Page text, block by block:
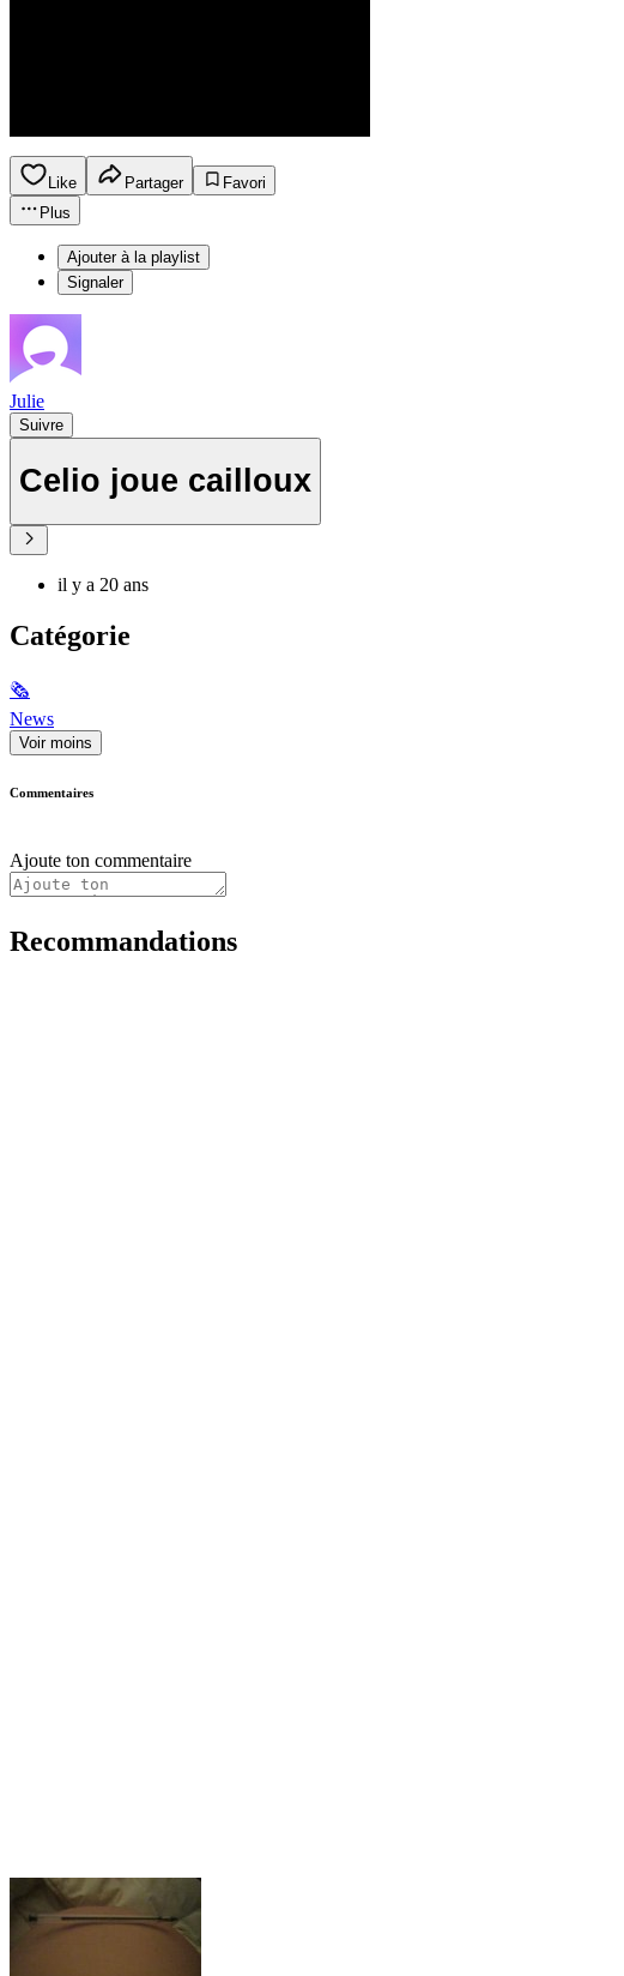
Like Partager
Favori
Plus
Ajouter à la playlist
Signaler
Julie
Suivre
Celio joue cailloux
il y a 20 ans
Catégorie
🗞
News
Voir moins
Commentaires
Ajoute ton commentaire
Recommandations